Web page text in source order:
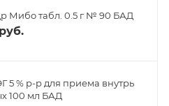
Мибо табл. 0.5 г № 90 БАД
5 % р-р для приема внутрь
100 мл БАД